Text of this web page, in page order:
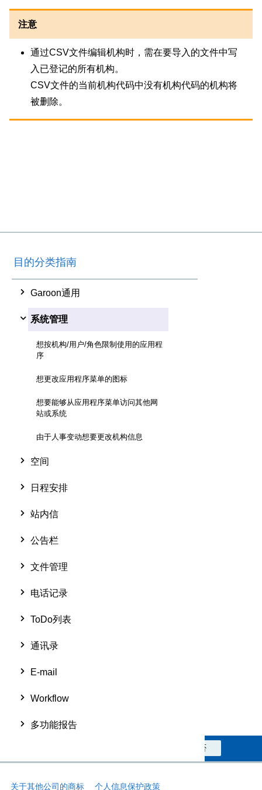
注意
通过CSV文件编辑机构时，需在要导入的文件中写
入已登记的所有机构。
CSV文件的当前机构代码中没有机构代码的机构将
被删除。
目的分类指南
Garoon通用
系统管理
想按机构/用户/角色限制使用的应用程
序
想更改应用程序菜单的图标
想要能够从应用程序菜单访问其他网
站或系统
由于人事变动想要更改机构信息
空间
日程安排
站内信
公告栏
文件管理
电话记录
ToDo列表
通讯录
E-mail
Workflow
多功能报告
否
关于其他公司的商标 个人信息保护政策